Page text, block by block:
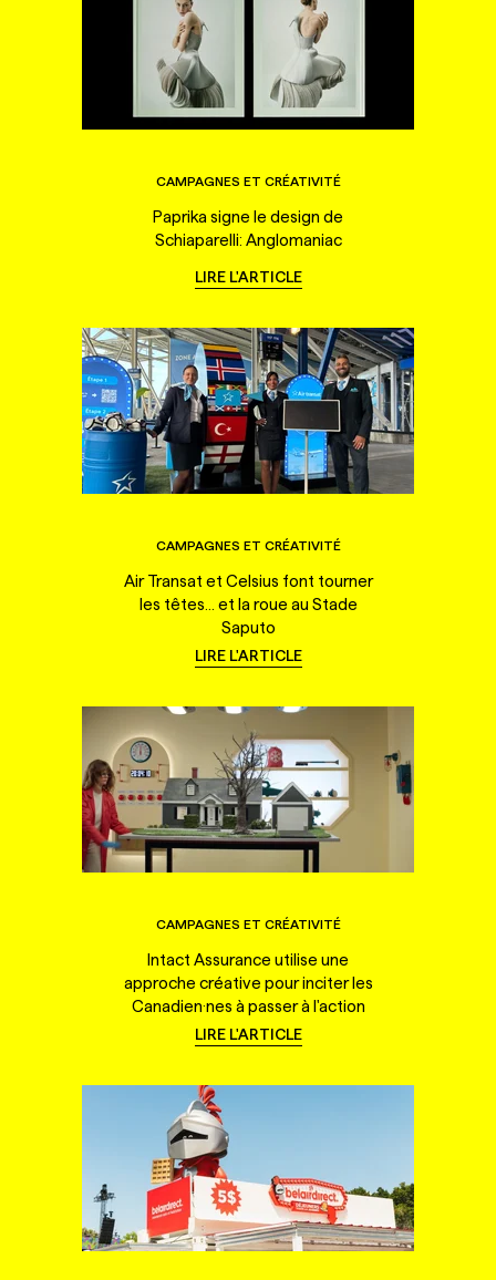
CAMPAGNES ET CRÉATIVITÉ
Paprika signe le design de
Schiaparelli: Anglomaniac
LIRE L'ARTICLE
CAMPAGNES ET CRÉATIVITÉ
Air Transat et Celsius font tourner
les têtes... et la roue au Stade
Saputo
LIRE L'ARTICLE
CAMPAGNES ET CRÉATIVITÉ
Intact Assurance utilise une
approche créative pour inciter les
Canadien·nes à passer à l'action
LIRE L'ARTICLE